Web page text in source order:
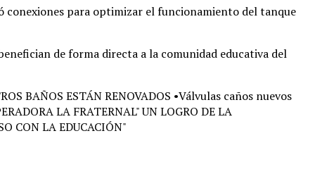
conexiones para optimizar el funcionamiento del tanque
de forma directa a la comunidad educativa del